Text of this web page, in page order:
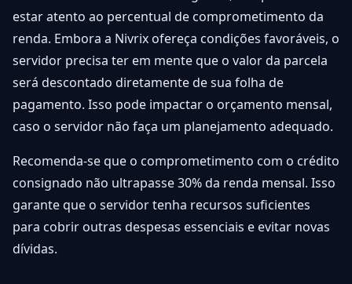
estar atento ao percentual de comprometimento da
renda. Embora a Nivrix ofereça condições favoráveis, o
servidor precisa ter em mente que o valor da parcela
será descontado diretamente de sua folha de
pagamento. Isso pode impactar o orçamento mensal,
caso o servidor não faça um planejamento adequado.
Recomenda-se que o comprometimento com o crédito
consignado não ultrapasse 30% da renda mensal. Isso
garante que o servidor tenha recursos suficientes
para cobrir outras despesas essenciais e evitar novas
dívidas.